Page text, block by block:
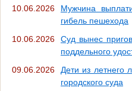
10.06.2026
Мужчина
гибель пешехода
10.06.2026
Суд вынес
поддельного
09.06.2026
Дети из летнего
городского суда